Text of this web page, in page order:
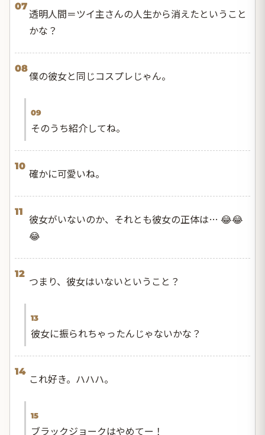
07
透明人間＝ツイ主さんの人生から消えたということ
かな？
08
僕の彼女と同じコスプレじゃん。
09
そのうち紹介してね。
10
確かに可愛いね。
11
彼女がいないのか、それとも彼女の正体は… 😂😂
😂
12
つまり、彼女はいないということ？
13
彼女に振られちゃったんじゃないかな？
14
これ好き。ハハハ。
15
ブラックジョークはやめてー！